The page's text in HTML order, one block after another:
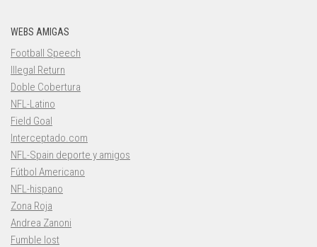
WEBS AMIGAS
Football Speech
Illegal Return
Doble Cobertura
NFL-Latino
Field Goal
Interceptado.com
NFL-Spain deporte y amigos
Fútbol Americano
NFL-hispano
Zona Roja
Andrea Zanoni
Fumble lost